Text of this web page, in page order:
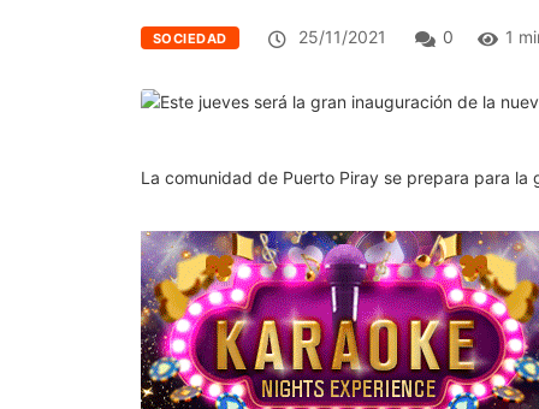
SOCIEDAD 25/11/2021 0 1
La comunidad de Puerto Piray se prepara para